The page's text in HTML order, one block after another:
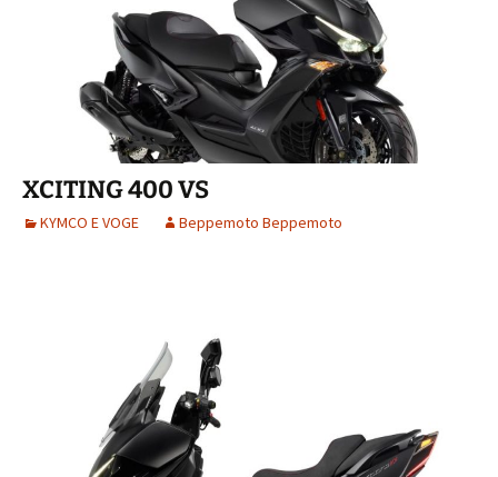
XCITING 400 VS
KYMCO E VOGE Beppemoto Beppemoto